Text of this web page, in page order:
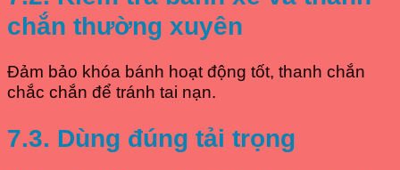
chắn thường xuyên
Đảm bảo khóa bánh hoạt động tốt, thanh chắn
chắc chắn để tránh tai nạn.
7.3. Dùng đúng tải trọng